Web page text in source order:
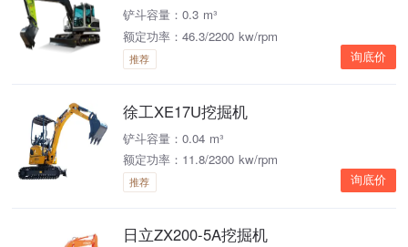
铲斗容量：0.3 m³
额定功率：46.3/2200 kw/rpm
推荐 询底价
徐工XE17U挖掘机
铲斗容量：0.04 m³
额定功率：11.8/2300 kw/rpm
推荐 询底价
日立ZX200-5A挖掘机